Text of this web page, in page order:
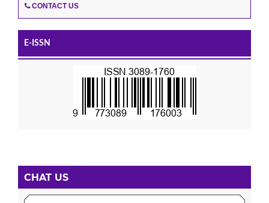
CONTACT US
E-ISSN
CHAT US